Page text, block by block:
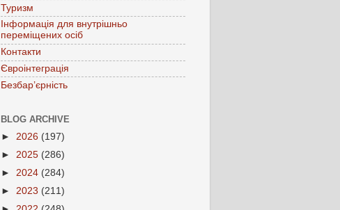
Туризм
Інформація для внутрішньо
переміщених осіб
Контакти
Євроінтеграція
Безбар’єрність
BLOG ARCHIVE
► 2026 (197)
► 2025 (286)
► 2024 (284)
► 2023 (211)